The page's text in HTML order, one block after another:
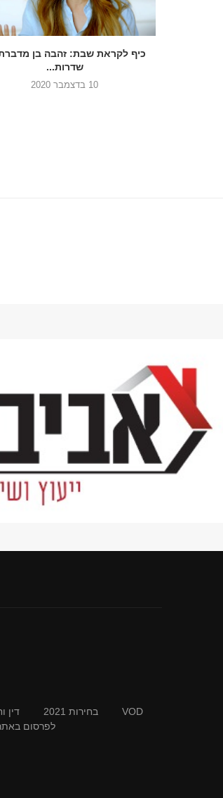
כיף לקראת שבת: זהבה בן
שדרות...
10 בדצמבר 2020
VOD בחירות 2021 דין
לפרסום